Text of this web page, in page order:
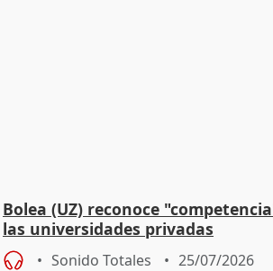
Bolea (UZ) reconoce
las universidades privadas
Sonido Totales 25/07/2026